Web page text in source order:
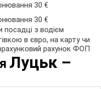
30 €
30 €
посадці з водієм
в євро, на карту чи
рахунок ФОП
Луцьк –